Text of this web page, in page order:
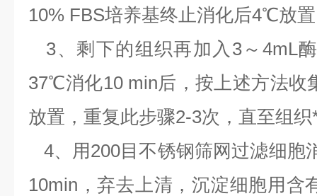
10% FBS培养基终止消化后4℃放
3、剩下的组织再加入3～4mL
37℃消化10 min后，按上述方法
放置，重复此步骤2-3次，直至组
4、用200目不锈钢筛网过滤细胞
10min，弃去上清，沉淀细胞用含